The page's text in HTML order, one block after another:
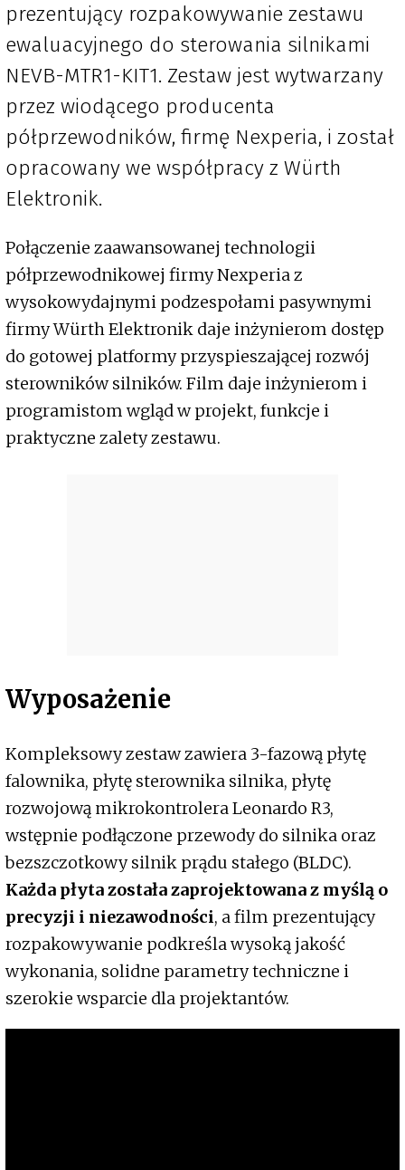
prezentujący rozpakowywanie zestawu
ewaluacyjnego do sterowania silnikami
NEVB-MTR1-KIT1. Zestaw jest wytwarzany
przez wiodącego producenta
półprzewodników, firmę Nexperia, i został
opracowany we współpracy z Würth
Elektronik.
Połączenie zaawansowanej technologii
półprzewodnikowej firmy Nexperia z
wysokowydajnymi podzespołami pasywnymi
firmy Würth Elektronik daje inżynierom dostęp
do gotowej platformy przyspieszającej rozwój
sterowników silników. Film daje inżynierom i
programistom wgląd w projekt, funkcje i
praktyczne zalety zestawu.
Wyposażenie
Kompleksowy zestaw zawiera 3-fazową płytę
falownika, płytę sterownika silnika, płytę
rozwojową mikrokontrolera Leonardo R3,
wstępnie podłączone przewody do silnika oraz
bezszczotkowy silnik prądu stałego (BLDC).
Każda płyta została zaprojektowana z myślą o
precyzji i niezawodności, a film prezentujący
rozpakowywanie podkreśla wysoką jakość
wykonania, solidne parametry techniczne i
szerokie wsparcie dla projektantów.